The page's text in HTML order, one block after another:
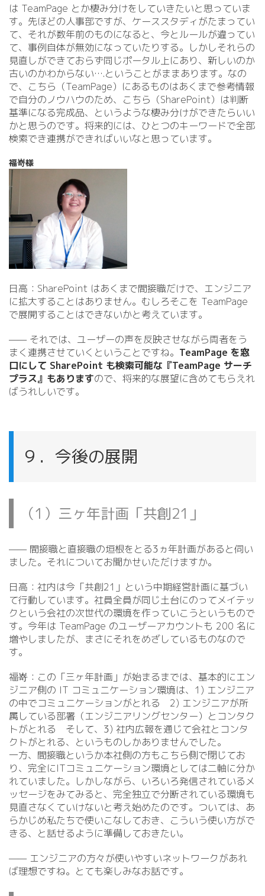
は TeamPage とか棲み分けをしていきたいと思っていま
す。先ほどの人事部ですが、ケーススタディがたまってい
て、それが数年前のものになると、今とルールが違ってい
て、事例自体が無効になっていたりする。しかしそれらの
見直しができておらず同じポータル上にあり、新しいのか
古いのかわからない….ということがままあります。なの
で、こちら（TeamPage）にあるものはあくまで参考情報
で自分のノウハウのため、こちら（SharePoint）は判断
基準になる完成品、というような棲み分けができたらいい
かと思うのです。将来的には、ひとつのキーワードで全部
検索でき連携ができればいいなと思っています。
福嵜様
日高：SharePoint はあくまで間接職だけで、エンジニア
に拡大することはありません。むしろそこを TeamPage
で展開することはできないかと考えています。
—— それでは、ユーザーの声を反映させながら両者をう
まく連携させていくということですね。 TeamPage を窓
口にして SharePoint も検索可能な『TeamPage サーチ
プラス』もありますので、将来的な展望に含めてもらえれ
ばうれしいです。
９．今後の展開
（1）三ヶ年計画「共創21」
—— 間接職と直接職の垣根をとる3ヵ年計画があると伺い
ました。それについてお聞かせいただけますか。
日高：社内は今「共創21」という中期経営計画に基づい
て行動しています。社員全員が同じ土台にのってメイテッ
クという会社の次世代の環境を作っていこうというもので
す。今年は TeamPage のユーザーアカウントも 200 名に
増やしましたが、まさにそれをめざしているものなので
す。
福嵜：この「三ヶ年計画」が始まるまでは、基本的にエン
ジニア側の IT コミュニケーション環境は、1) エンジニア
の中でコミュニケーションがとれる 2) エンジニアが所
属している部署（エンジニアリングセンター）とコンタク
トがとれる そして、3) 社内広報を通じて会社とコンタ
クトがとれる、というものしかありませんでした。
一方、間接職というか本社側の方もこちら側で閉じてお
り、完全にITコミュニケーション環境としては二軸に分か
れていました。しかしながら、いろいろ発信されているメ
ッセージをみてみると、完全独立で分断されている環境も
見直さなくていけないと考え始めたのです。ついては、あ
らかじめ私たちで使いこなしておき、こういう使い方がで
きる、と話せるように準備しておきたい。
—— エンジニアの方々が使いやすいネットワークがあれ
ば理想ですね。とても楽しみなお話です。